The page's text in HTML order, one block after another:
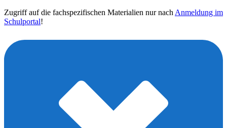
Zugriff auf die fachspezifischen Materialien nur nach Anmeldung im
Schulportal!